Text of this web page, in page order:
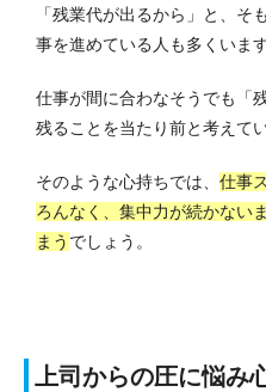
「残業代が出るから」と、そ
事を進めている人も多くいます
仕事が間に合わなそうでも「
残ることを当たり前と考えて
そのような心持ちでは、 仕事
ろんなく、集中力が続かない
まう でしょう。
上司からの圧に悩み